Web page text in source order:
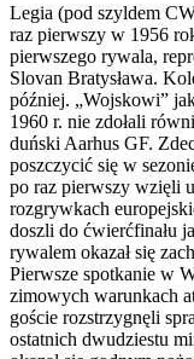
Legia (pod szyldem
raz pierwszy w 1956
pierwszego rywala,
Slovan Bratysława.
później. „Wojskowi”
1960 r. nie zdołali
duński Aarhus GF.
poszczycić się w
po raz pierwszy wzięli
rozgrywkach
doszli do ćwierćfinału
rywalem okazał się
Pierwsze spotkanie w
zimowych warunkach
goście rozstrzygnęli
ostatnich dwudziestu